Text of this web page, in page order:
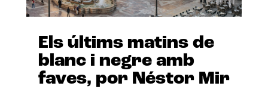
Els últims matins de
blanc i negre amb
faves, por Néstor Mir